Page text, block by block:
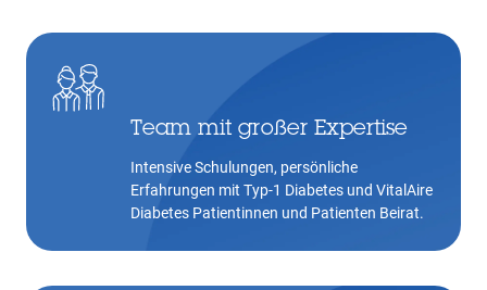
Team mit großer Expertise
Intensive Schulungen, persönliche
Erfahrungen mit Typ-1 Diabetes und VitalAire
Diabetes Patientinnen und Patienten Beirat.